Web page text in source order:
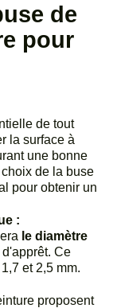
de
pour
de tout
la surface à
une bonne
de la buse
pour obtenir un
:
le diamètre
Ce
et 2,5 mm.
proposent